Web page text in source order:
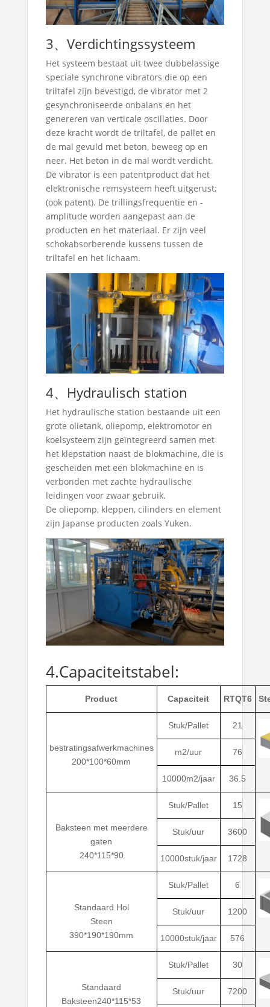
3、Verdichtingssysteem
Het systeem bestaat uit twee dubbelassige
speciale synchrone vibrators die op een
triltafel zijn bevestigd, de vibrator met 2
gesynchroniseerde onbalans en het
genereren van verticale oscillaties. Door
deze kracht wordt de triltafel, de pallet en
de mal gevuld met beton, beweeg op en
neer. Het beton in de mal wordt verdicht.
De vibrator is een patentproduct dat het
elektronische remsysteem heeft uitgerust;
(ook patent). De trillingsfrequentie en -
amplitude worden aangepast aan de
producten en het materiaal. Er zijn veel
schokabsorberende kussens tussen de
triltafel en het lichaam.
4、Hydraulisch station
Het hydraulische station bestaande uit een
grote olietank, oliepomp, elektromotor en
koelsysteem zijn geïntegreerd samen met
het klepstation naast de blokmachine, die is
gescheiden met een blokmachine en is
verbonden met zachte hydraulische
leidingen voor zwaar gebruik.
De oliepomp, kleppen, cilinders en element
zijn Japanse producten zoals Yuken.
4.Capaciteitstabel:
Product Capaciteit RTQT6
bestratingsafwerkmachines
200*100*60mm
Stuk/Pallet 21
m2/uur 76
10000m2/jaar 36.5
Baksteen met meerdere
gaten
240*115*90
Stuk/Pallet 15
Stuk/uur 3600
10000stuk/jaar 1728
Standaard Hol
Steen
390*190*190mm
Stuk/Pallet 6
Stuk/uur 1200
10000stuk/jaar 576
Standaard
Baksteen240*115*53
Stuk/Pallet 30
Stuk/uur 7200